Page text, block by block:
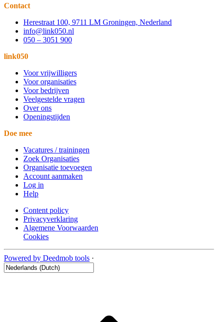
Contact
Herestraat 100, 9711 LM Groningen, Nederland
info@link050.nl
050 – 3051 900
link050
Voor vrijwilligers
Voor organisaties
Voor bedrijven
Veelgestelde vragen
Over ons
Openingstijden
Doe mee
Vacatures / trainingen
Zoek Organisaties
Organisatie toevoegen
Account aanmaken
Log in
Help
Content policy
Privacyverklaring
Algemene Voorwaarden
Cookies
Powered by Deedmob tools ·